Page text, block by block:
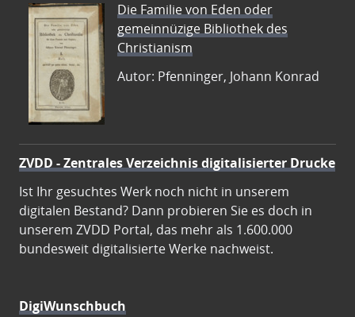
Die Familie von Eden oder
gemeinnüzige Bibliothek des
Christianism
Autor: Pfenninger, Johann Konrad
ZVDD - Zentrales Verzeichnis digitalisierter Drucke
Ist Ihr gesuchtes Werk noch nicht in unserem
digitalen Bestand? Dann probieren Sie es doch in
unserem ZVDD Portal, das mehr als 1.600.000
bundesweit digitalisierte Werke nachweist.
DigiWunschbuch